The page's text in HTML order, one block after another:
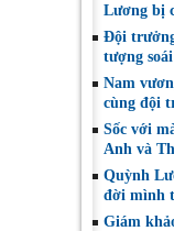
Lương bị
Đội
tượng
Nam
cùng đội
Sốc với
Anh và
Quỳnh
đời mình
Giám